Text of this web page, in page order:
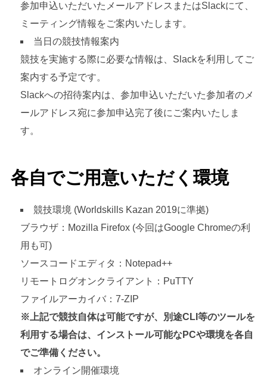
参加申込いただいたメールアドレスまたはSlackにて、
ミーティング情報をご案内いたします。
当日の競技情報案内
競技を実施する際に必要な情報は、Slackを利用してご
案内する予定です。
Slackへの招待案内は、参加申込いただいた参加者のメ
ールアドレス宛に参加申込完了後にご案内いたしま
す。
各自でご用意いただく環境
競技環境 (Worldskills Kazan 2019に準拠)
ブラウザ：Mozilla Firefox (今回はGoogle Chromeの利
用も可)
ソースコードエディタ：Notepad++
リモートログオンクライアント：PuTTY
ファイルアーカイバ：7-ZIP
※上記で競技自体は可能ですが、別途CLI等のツールを
利用する場合は、インストール可能なPCや環境を各自
でご準備ください。
オンライン開催環境